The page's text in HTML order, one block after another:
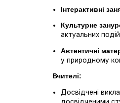
Інтерактивні
Культурне
актуальних
Автентичні
у природному
Вчителі:
Досвідчені